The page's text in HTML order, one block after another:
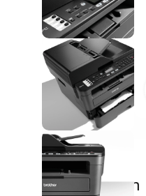
Description